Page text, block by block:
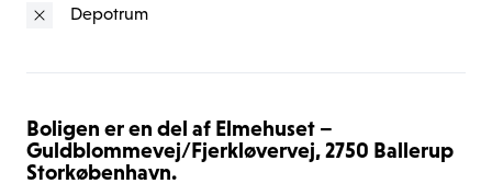
Er du træt af at lede efter en parkeringsplads ? I
i kælderen til blot 408 kr. pr. mdr. Hertil kommer deposita
parkeringskælderen er der 8 ”flyvepladser” til el-biler)
Depotrum
Boligen er en del af Elmehuset –
Guldblommevej/Fjerkløvervej, 2750 Ballerup
Storkøbenhavn.